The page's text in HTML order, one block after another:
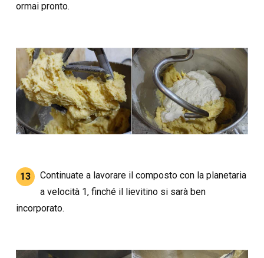
ormai pronto.
13
Continuate a lavorare il composto con la planetaria
a velocità 1, finché il lievitino si sarà ben
incorporato.